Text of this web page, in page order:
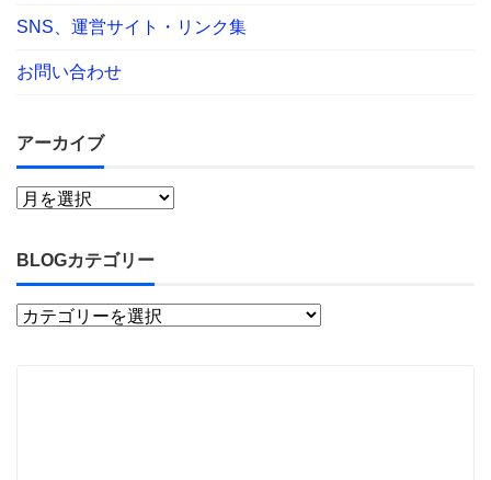
SNS、運営サイト・リンク集
お問い合わせ
アーカイブ
BLOGカテゴリー